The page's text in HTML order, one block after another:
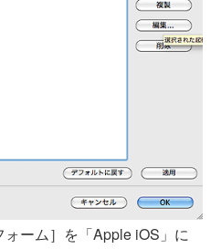
ーム］を「Apple iOS」に